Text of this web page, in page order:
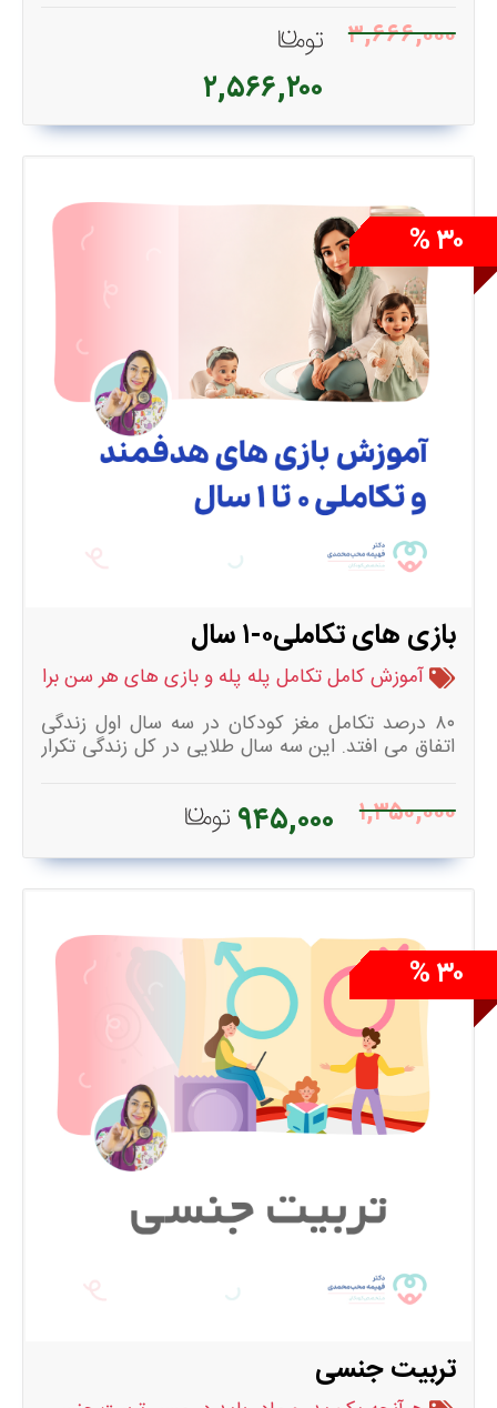
رشد مغزی او، بهبود تغذیه، بهبود مشکلات رفتاری و
بهبود سیستم ایمنی کودک است، بلکه باعث بهتر شدن
کیفیت خواب والدین و شادی بیشتر خانواده
دقت داشته باشید این دوره در اسپات پلیر بارگذاری
شده و پس از خریداری لایسنس آن در اختیار شما قرار
میگیرد. لازم است برای دیدن دوره اپلیکیشن اسپات
در صورتی که پس از اتمام خرید ل
۳,۶۶۶,۰۰۰
۲,۵۶۶,۲۰۰
۳۰ %
بازی های تکاملی۰-۱ سال
آموزش کامل تکامل پله پله و بازی های هر سن برای
۸۰ درصد تکامل مغز کودکان در سه سال اول زندگی
اتفاق می افتد. این سه سال طلایی در کل زندگی تکرار
های تکاملی با کودک است. بازی هایی که باعث ایجاد
ارتباطات مغزی ارزشمند و پایدار می شوند. در این دوره
از تولد تا یک سالگی تکامل پله پله را با شما مرور می
کنیم و سپس بازی مربوط به هر مرحله را به شما
اموزش میدهیم. پس از آن اسباب بازی های مناسب و
در نهایت فایل همه بازی ها و تمرین ها، فایل تست
های تکاملی و شیوه پر
۱,۳۵۰,۰۰۰ ۹۴۵,۰۰۰
۳۰ %
تربیت جنسی